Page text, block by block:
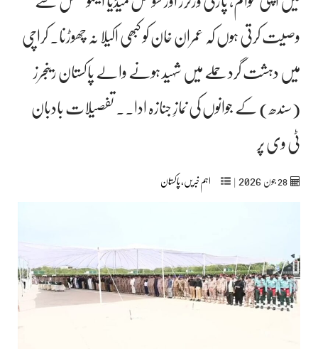
وصیت کرتی ہوں کہ عمران خان کو کبھی اکیلا نہ چھوڑنا۔ کراچی
میں دہشت گرد حملے میں شہید ہونے والے پاکستان رینجرز
(سندھ) کے جوانوں کی نمازِ جنازہ ادا۔۔ تفصیلات بادبان
ٹی وی پر
28جون‬‮ | اہم خبریں,پاکستان